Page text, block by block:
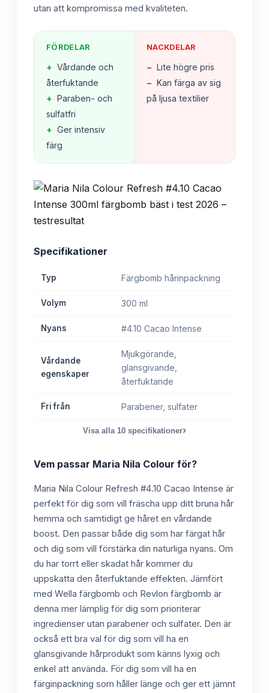
utan att kompromissa med kvaliteten.
FÖRDELAR
+ Vårdande och
återfuktande
+ Paraben- och
sulfatfri
+ Ger intensiv
färg
NACKDELAR
− Lite högre pris
− Kan färga av sig
på ljusa textilier
Specifikationer
Typ Färgbomb hårinpackning
Volym 300 ml
Nyans #4.10 Cacao Intense
Vårdande
egenskaper
Mjukgörande,
glansgivande,
återfuktande
Fri från Parabener, sulfater
Visa alla 10 specifikationer›
Vem passar Maria Nila Colour för?
Maria Nila Colour Refresh #4.10 Cacao Intense är
perfekt för dig som vill fräscha upp ditt bruna hår
hemma och samtidigt ge håret en vårdande
boost. Den passar både dig som har färgat hår
och dig som vill förstärka din naturliga nyans. Om
du har torrt eller skadat hår kommer du
uppskatta den återfuktande effekten. Jämfört
med Wella färgbomb och Revlon färgbomb är
denna mer lämplig för dig som prioriterar
ingredienser utan parabener och sulfater. Den är
också ett bra val för dig som vill ha en
glansgivande hårprodukt som känns lyxig och
enkel att använda. För dig som vill ha en
färginpackning som håller länge och ger ett jämnt